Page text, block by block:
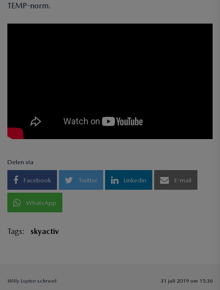
TEMP-norm.
Delen via
Facebook Twitter Linkedin E-mail
WhatsApp
Tags: skyactiv
Willy Luyten schreef: 31 juli 2019 om 15:36